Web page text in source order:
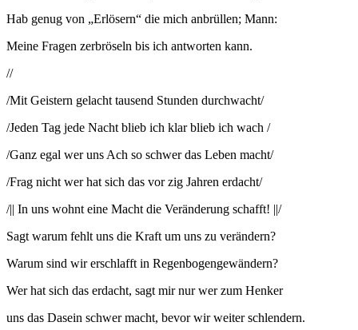
Hab genug von „Erlösern“ die mich anbrüllen; Mann:
Meine Fragen zerbröseln bis ich antworten kann.
//
/Mit Geistern gelacht tausend Stunden durchwacht/
/Jeden Tag jede Nacht blieb ich klar blieb ich wach /
/Ganz egal wer uns Ach so schwer das Leben macht/
/Frag nicht wer hat sich das vor zig Jahren erdacht/
/|| In uns wohnt eine Macht die Veränderung schafft! ||/
Sagt warum fehlt uns die Kraft um uns zu verändern?
Warum sind wir erschlafft in Regenbogengewändern?
Wer hat sich das erdacht, sagt mir nur wer zum Henker
uns das Dasein schwer macht, bevor wir weiter schlendern.